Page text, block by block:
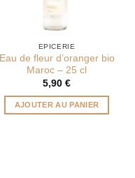
EPICERIE
Eau de fleur d’oranger bio
Maroc – 25 cl
5,90 €
AJOUTER AU PANIER